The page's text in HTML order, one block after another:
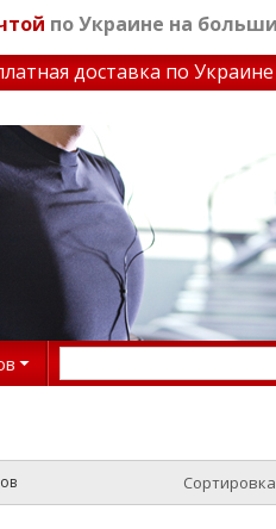
по Украине на
по Украине при